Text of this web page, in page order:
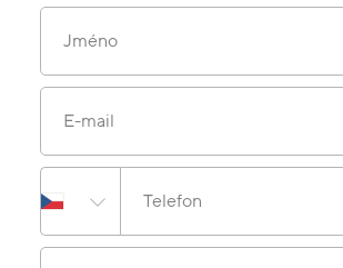
Jméno
E-mail
Telefon